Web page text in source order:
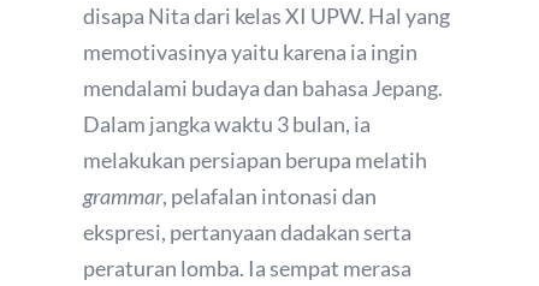
disapa Nita dari kelas XI UPW. Hal yang
memotivasinya yaitu karena ia ingin
mendalami budaya dan bahasa Jepang.
Dalam jangka waktu 3 bulan, ia
melakukan persiapan berupa melatih
grammar, pelafalan intonasi dan
ekspresi, pertanyaan dadakan serta
peraturan lomba. Ia sempat merasa